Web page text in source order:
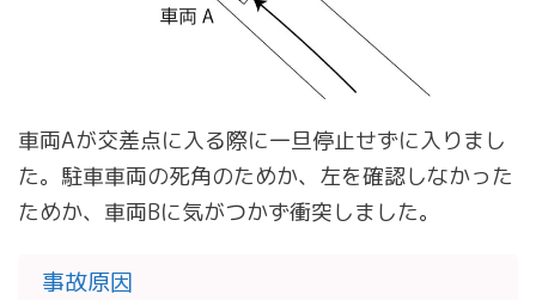
車両Aが交差点に入る際に一旦停止せずに入りまし
た。駐車車両の死角のためか、左を確認しなかった
ためか、車両Bに気がつかず衝突しました。
事故原因